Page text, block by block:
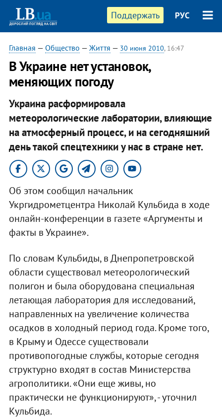
Поддержать РУС
Главная — Общество — Життя — 30 июня 2010, 16:47
В Украине нет установок,
меняющих погоду
Украина расформировала
метеорологические лаборатории, влияющие
на атмосферный процесс, и на сегодняшний
день такой спецтехники у нас в стране нет.
Об этом сообщил начальник
Укргидрометцентра Николай Кульбида в ходе
онлайн-конференции в газете «Аргументы и
факты в Украине».
По словам Кульбиды, в Днепропетровской
области существовал метеорологический
полигон и была оборудована специальная
летающая лаборатория для исследований,
направленных на увеличение количества
осадков в холодный период года. Кроме того,
в Крыму и Одессе существовали
противопогодные службы, которые сегодня
структурно входят в состав Министерства
агрополитики. «Они еще живы, но
практически не функционируют», - уточнил
Кульбида.